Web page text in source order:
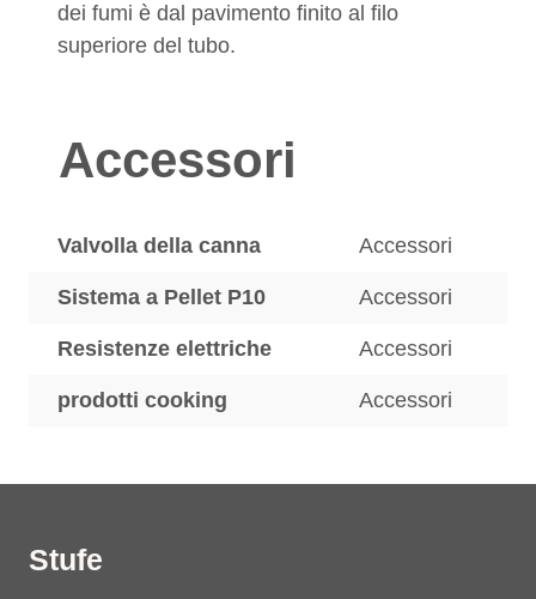
dei fumi è dal pavimento finito al filo
superiore del tubo.
Accessori
Valvolla della canna Accessori
Sistema a Pellet P10 Accessori
Resistenze elettriche Accessori
prodotti cooking Accessori
Stufe